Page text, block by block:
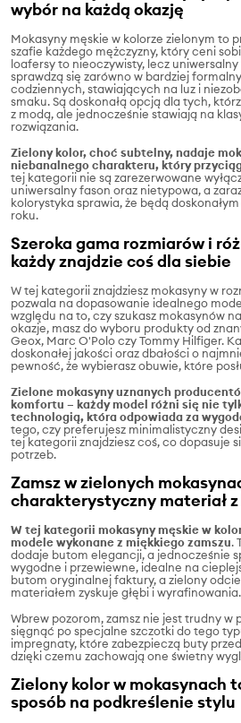
wybór na każdą okazję
Mokasyny męskie w kolorze zielonym to
szafie każdego mężczyzny, który ceni
loafersy to nieoczywisty, lecz
sprawdzą się zarówno w bardziej
codziennych, stawiających na luz i
smaku. Są doskonałą opcją dla tych,
z modą, ale jednocześnie stawiają na
rozwiązania.
Zielony kolor, choć subtelny, nadaje
niebanalnego charakteru, który
tej kategorii nie są zarezerwowane
uniwersalny fason oraz nietypowa, a
kolorystyka sprawia, że będą
roku.
Szeroka gama rozmiarów i
każdy znajdzie coś dla siebie
W tej kategorii znajdziesz mokasyny w
pozwala na dopasowanie idealnego
względu na to, czy szukasz mokasynów
okazje, masz do wyboru produkty od
Geox, Marc O'Polo czy Tommy Hilfiger.
doskonałej jakości oraz dbałości o
pewność, że wybierasz obuwie, które
Zielone mokasyny uznanych
komfortu – każdy model różni się nie
technologią, która odpowiada za
tego, czy preferujesz minimalistyczny
tej kategorii znajdziesz coś, co dopasuje
potrzeb.
Zamsz w zielonych
charakterystyczny materiał z
W tej kategorii mokasyny męskie w
modele wykonane z miękkiego zamszu.
dodaje butom elegancji, a jednocześnie
wygodne i przewiewne, idealne na
butom oryginalnej faktury, a zielony
materiałem zyskuje głębi i wyrafinowania.
Wbrew pozorom, zamsz nie jest trudny w
sięgnąć po specjalne szczotki do tego
impregnaty, które zabezpieczą buty
dzięki czemu zachowają one świetny
Zielony kolor w mokasynach
sposób na podkreślenie stylu